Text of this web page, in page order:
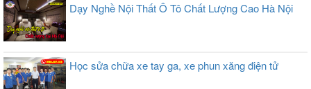
Dạy Nghề Nội Thất Ô Tô Chất Lượng Cao Hà Nội
Học sửa chữa xe tay ga, xe phun xăng điện tử